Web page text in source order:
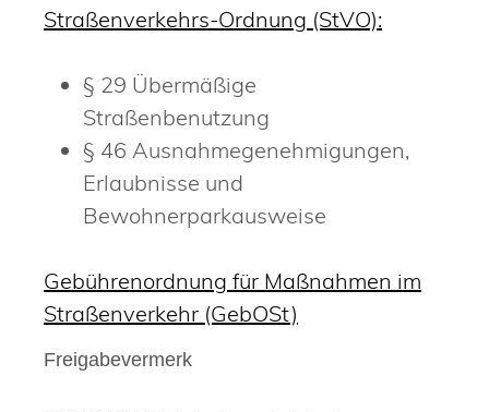
Straßenverkehrs-Ordnung (StVO):
§ 29 Übermäßige
Straßenbenutzung
§ 46 Ausnahmegenehmigungen,
Erlaubnisse und
Bewohnerparkausweise
Gebührenordnung für Maßnahmen im
Straßenverkehr (GebOSt)
Freigabevermerk